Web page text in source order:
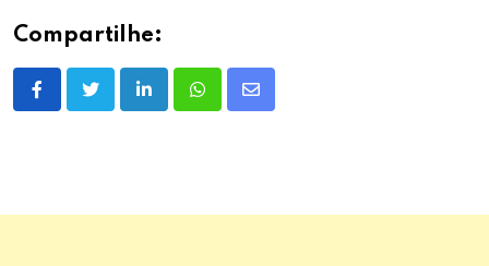
Compartilhe:
LinkedInWhatsappShare